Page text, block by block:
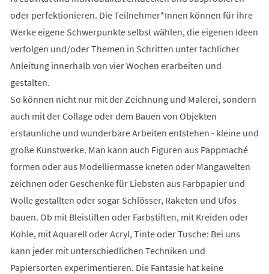
oder perfektionieren. Die Teilnehmer*Innen können für ihre
Werke eigene Schwerpunkte selbst wählen, die eigenen Ideen
verfolgen und/oder Themen in Schritten unter fachlicher
Anleitung innerhalb von vier Wochen erarbeiten und
gestalten.
So können nicht nur mit der Zeichnung und Malerei, sondern
auch mit der Collage oder dem Bauen von Objekten
erstaunliche und wunderbare Arbeiten entstehen - kleine und
große Kunstwerke. Man kann auch Figuren aus Pappmaché
formen oder aus Modelliermasse kneten oder Mangawelten
zeichnen oder Geschenke für Liebsten aus Farbpapier und
Wolle gestallten oder sogar Schlösser, Raketen und Ufos
bauen. Ob mit Bleistiften oder Farbstiften, mit Kreiden oder
Kohle, mit Aquarell oder Acryl, Tinte oder Tusche: Bei uns
kann jeder mit unterschiedlichen Techniken und
Papiersorten experimentieren. Die Fantasie hat keine